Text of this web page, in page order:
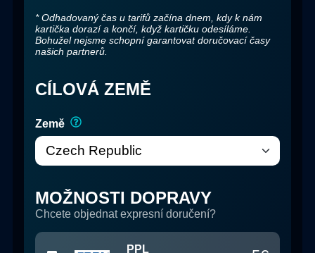
* Odhadovaný čas u tarifů začína dnem, kdy k nám
kartička dorazí a končí, když kartičku odesíláme.
Bohužel nejsme schopní garantovat doručovací časy
našich partnerů.
CÍLOVÁ ZEMĚ
Země
MOŽNOSTI DOPRAVY
Chcete objednat expresní doručení?
PPL